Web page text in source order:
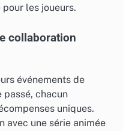
les joueurs.
collaboration
événements de
chacun
uniques.
avec une série animée